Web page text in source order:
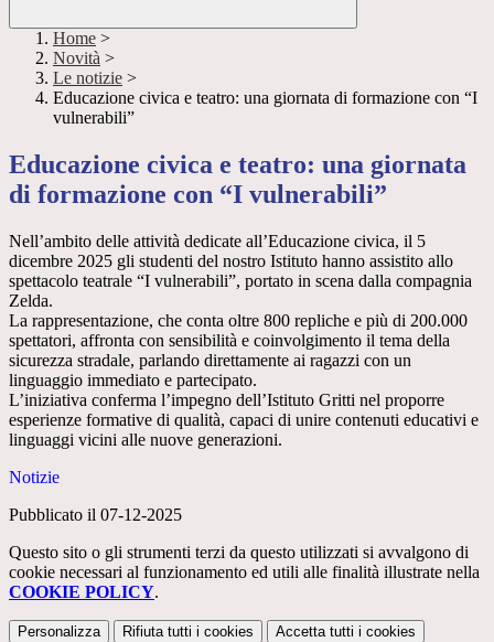
Home >
Novità >
Le notizie >
Educazione civica e teatro: una giornata di formazione con “I
vulnerabili”
Educazione civica e teatro: una giornata
di formazione con “I vulnerabili”
Nell’ambito delle attività dedicate all’Educazione civica, il 5
dicembre 2025 gli studenti del nostro Istituto hanno assistito allo
spettacolo teatrale “I vulnerabili”, portato in scena dalla compagnia
Zelda.
La rappresentazione, che conta oltre 800 repliche e più di 200.000
spettatori, affronta con sensibilità e coinvolgimento il tema della
sicurezza stradale, parlando direttamente ai ragazzi con un
linguaggio immediato e partecipato.
L’iniziativa conferma l’impegno dell’Istituto Gritti nel proporre
esperienze formative di qualità, capaci di unire contenuti educativi e
linguaggi vicini alle nuove generazioni.
Notizie
Pubblicato il 07-12-2025
Questo sito o gli strumenti terzi da questo utilizzati si avvalgono di
cookie necessari al funzionamento ed utili alle finalità illustrate nella
COOKIE POLICY.
Personalizza Rifiuta tutti i cookies Accetta tutti i cookies